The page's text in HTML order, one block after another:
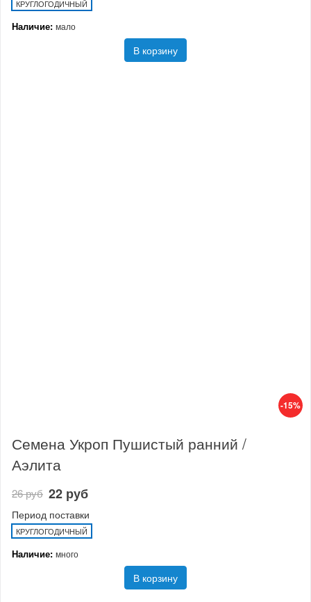
КРУГЛОГОДИЧНЫЙ
Наличие: мало
В корзину
-15%
Семена Укроп Пушистый ранний /
Аэлита
26 руб 22 руб
Период поставки
КРУГЛОГОДИЧНЫЙ
Наличие: много
В корзину